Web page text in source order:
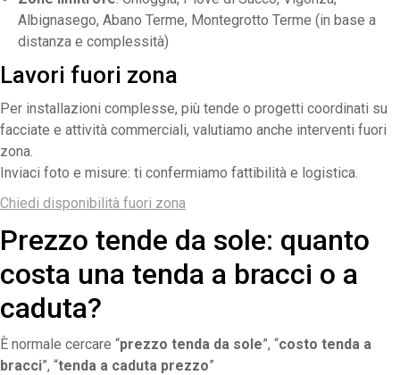
Albignasego, Abano Terme, Montegrotto Terme (in base a
distanza e complessità)
Lavori fuori zona
Per installazioni complesse, più tende o progetti coordinati su
facciate e attività commerciali, valutiamo anche interventi fuori
zona.
Inviaci foto e misure: ti confermiamo fattibilità e logistica.
Chiedi disponibilità fuori zona
Prezzo tende da sole: quanto
costa una tenda a bracci o a
caduta?
È normale cercare “prezzo tenda da sole”, “costo tenda a
bracci”, “tenda a caduta prezzo”